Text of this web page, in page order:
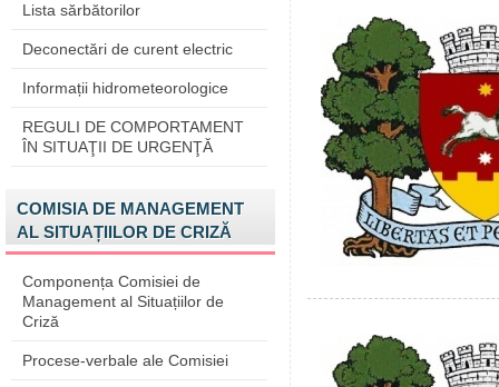
Lista sărbătorilor
Deconectări de curent electric
Informații hidrometeorologice
REGULI DE COMPORTAMENT
ÎN SITUAŢII DE URGENŢĂ
COMISIA DE MANAGEMENT
AL SITUAȚIILOR DE CRIZĂ
Componența Comisiei de
Management al Situațiilor de
Criză
Procese-verbale ale Comisiei